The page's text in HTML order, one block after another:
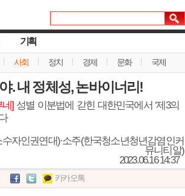
사회 정치 경제 문화 국제
기획
. 내 정체성, 논바이너리!
]성별 이분법에 갇힌 대한민국에서 ‘제3의
자인권연대)·소주(한국청소년청년감염인커
뮤니티알)
2023.06.16 14:37
카카오톡